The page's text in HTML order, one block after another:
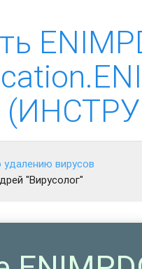
удалению вирусов
"Вирусолог"